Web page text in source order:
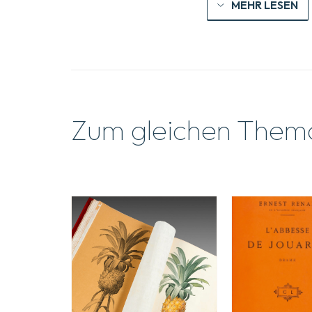
MEHR LESEN
Zum gleichen